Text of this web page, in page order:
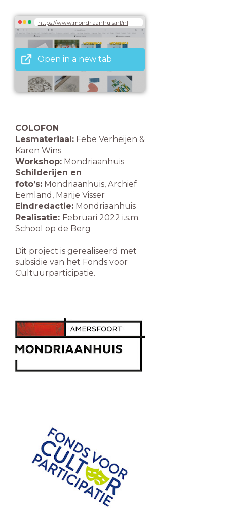
https://www.mondriaanhuis.nl/nl
Open in a new tab
COLOFON
Lesmateriaal: Febe Verheijen &
Karen Wins
Workshop: Mondriaanhuis
Schilderijen en
foto’s: Mondriaanhuis, Archief
Eemland, Marije Visser
Eindredactie: Mondriaanhuis
Realisatie: Februari 2022 i.s.m.
School op de Berg
Dit project is gerealiseerd met
subsidie van het Fonds voor
Cultuurparticipatie.